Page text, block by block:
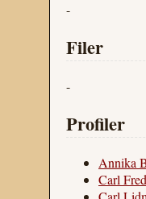
-
Filer
-
Profiler
Annika
Carl